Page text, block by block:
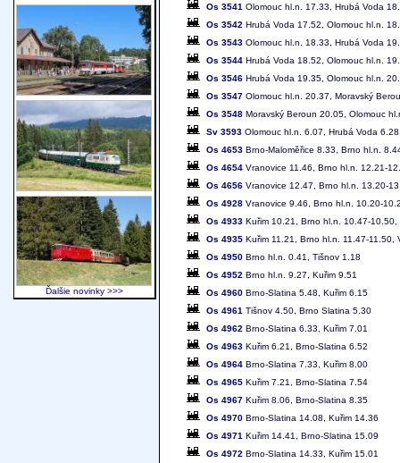
Os 3541 Olomouc hl.n. 17.33, Hrubá Voda
Os 3542 Hrubá Voda 17.52, Olomouc hl.n.
Os 3543 Olomouc hl.n. 18.33, Hrubá Voda
Os 3544 Hrubá Voda 18.52, Olomouc hl.n.
Os 3546 Hrubá Voda 19.35, Olomouc hl.n.
Os 3547 Olomouc hl.n. 20.37, Moravský
Os 3548 Moravský Beroun 20.05, Olomouc
Sv 3593 Olomouc hl.n. 6.07, Hrubá Voda 6.28
Os 4653 Brno-Maloměřice 8.33, Brno hl.n.
Os 4654 Vranovice 11.46, Brno hl.n. 12.21-
Os 4656 Vranovice 12.47, Brno hl.n. 13.20-
Os 4928 Vranovice 9.46, Brno hl.n. 10.20-
Os 4933 Kuřim 10.21, Brno hl.n. 10.47-10.50,
Os 4935 Kuřim 11.21, Brno hl.n. 11.47-11.50,
Os 4950 Brno hl.n. 0.41, Tišnov 1.18
Os 4952 Brno hl.n. 9.27, Kuřim 9.51
Os 4960 Brno-Slatina 5.48, Kuřim 6.15
Os 4961 Tišnov 4.50, Brno Slatina 5.30
Os 4962 Brno-Slatina 6.33, Kuřim 7.01
Os 4963 Kuřim 6.21, Brno-Slatina 6.52
Os 4964 Brno-Slatina 7.33, Kuřim 8.00
Os 4965 Kuřim 7.21, Brno-Slatina 7.54
Os 4967 Kuřim 8.06, Brno-Slatina 8.35
Os 4970 Brno-Slatina 14.08, Kuřim 14.36
Os 4971 Kuřim 14.41, Brno-Slatina 15.09
Os 4972 Brno-Slatina 14.33, Kuřim 15.01
Ďalšie novinky >>>